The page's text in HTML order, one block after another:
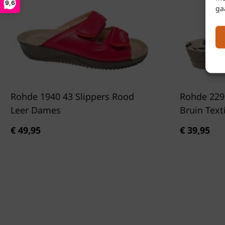
9,6
Rohde 1940 43 Slippers Rood
Leer Dames
€ 49,95
Rohde
Bruin
€ 39,95